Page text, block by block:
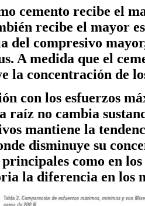
cemento recibe el
recibe el mayor
del compresivo
A medida que el
la concentración de
con los esfuerzos
raíz no cambia
mantiene la
disminuye su
como en
la diferencia en los